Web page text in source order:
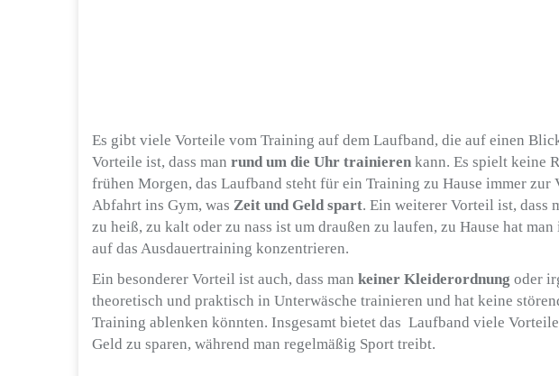
Es gibt viele Vorteile vom Training auf dem Laufband, die auf einen
Vorteile ist, dass man rund um die Uhr trainieren kann. Es spielt keine
frühen Morgen, das Laufband steht für ein Training zu Hause immer
Abfahrt ins Gym, was Zeit und Geld spart. Ein weiterer Vorteil ist, dass
zu heiß, zu kalt oder zu nass ist um draußen zu laufen, zu Hause hat
auf das Ausdauertraining konzentrieren.
Ein besonderer Vorteil ist auch, dass man keiner Kleiderordnung oder
theoretisch und praktisch in Unterwäsche trainieren und hat keine
Training ablenken könnten. Insgesamt bietet das Laufband viele
Geld zu sparen, während man regelmäßig Sport treibt.